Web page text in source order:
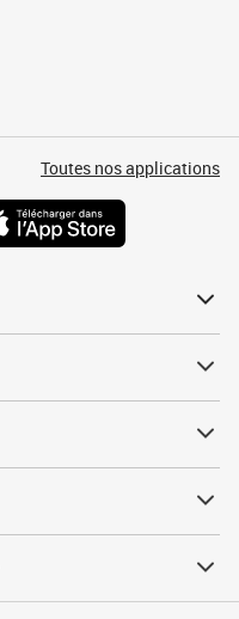
Toutes nos applications